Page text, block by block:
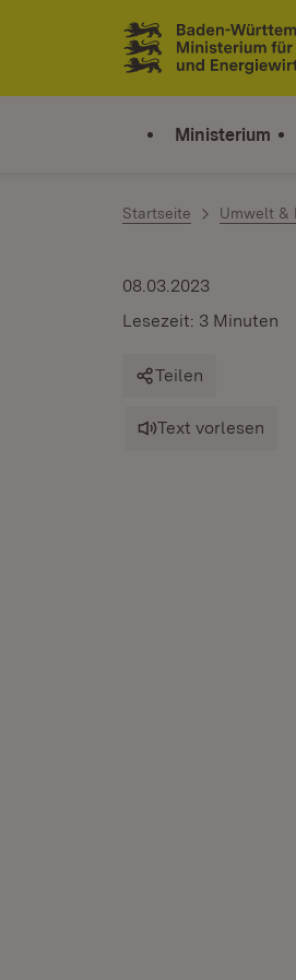
Zum Inhalt springen
Link zur Startseite
Ministerium
Startseite Umwelt &
08.03.2023
Lesezeit: 3 Minuten
Teilen
Text vorlesen